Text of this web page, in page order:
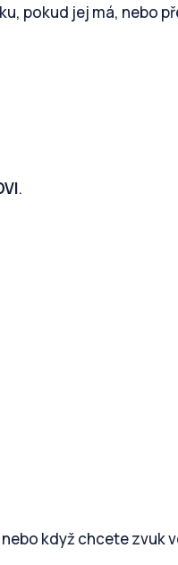
pokud jej má, nebo
.
když chcete zvuk